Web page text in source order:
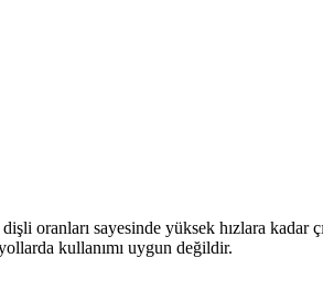
oranları sayesinde yüksek hızlara kadar
kullanımı uygun değildir.